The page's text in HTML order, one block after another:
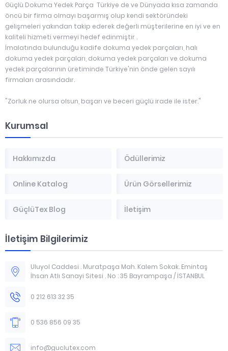
Güçlü Dokuma Yedek Parça Türkiye de ve Dünyada kısa zamanda
öncü bir firma olmayı başarmış olup kendi sektöründeki
gelişmeleri yakından takip ederek değerli müşterilerine en iyi ve en
kaliteli hizmeti vermeyi hedef edinmiştir .
İmalatında bulunduğu kadife dokuma yedek parçaları, halı
dokuma yedek parçaları, dokuma yedek parçaları ve dokuma
yedek parçalarının üretiminde Türkiye'nin önde gelen sayılı
firmaları arasındadır.
"Zorluk ne olursa olsun, başarı ve beceri güçlü irade ile ister."
Kurumsal
Hakkımızda Ödüllerimiz
Online Katalog Ürün Görsellerimiz
GüçlüTex Blog İletişim
İletişim Bilgilerimiz
Uluyol Caddesi . Muratpaşa Mah. Kalem Sokak. Emintaş
İhsan Atlı Sanayi Sitesi . No : 35 Bayrampaşa / İSTANBUL
0 212 613 32 35
0 536 856 09 35
info@guclutex.com